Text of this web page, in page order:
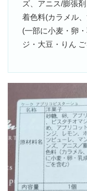
ズ、アニス/膨張
着色料(カラメル
(一部に小麦・卵
ジ・大豆・りん